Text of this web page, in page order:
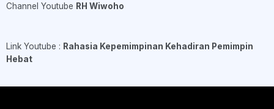
Channel Youtube RH Wiwoho
Link Youtube : Rahasia Kepemimpinan Kehadiran Pemimpin
Hebat